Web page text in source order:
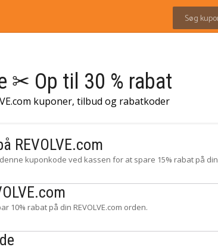
✂ Op til 30 % rabat
kuponer, tilbud og rabatkoder
REVOLVE.com
kuponkode ved kassen for at spare 15% rabat på din
10% rabat på din REVOLVE.com orden.